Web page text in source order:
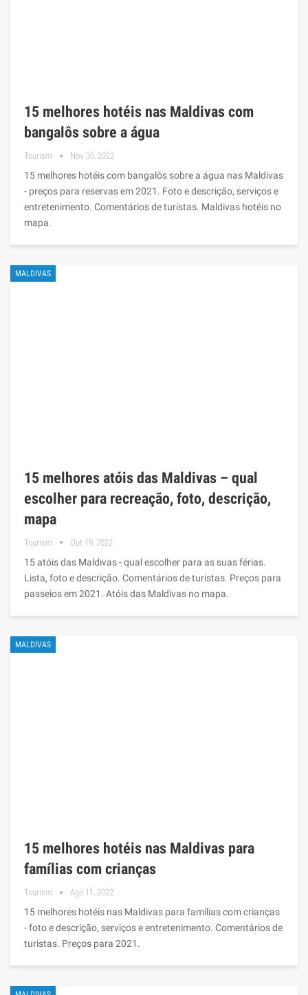
15 melhores hotéis nas Maldivas com
bangalôs sobre a água
Tourism Nov 30, 2022
15 melhores hotéis com bangalôs sobre a água nas Maldivas
- preços para reservas em 2021. Foto e descrição, serviços e
entretenimento. Comentários de turistas. Maldivas hotéis no
mapa.
MALDIVAS
15 melhores atóis das Maldivas – qual
escolher para recreação, foto, descrição,
mapa
Tourism Out 19, 2022
15 atóis das Maldivas - qual escolher para as suas férias.
Lista, foto e descrição. Comentários de turistas. Preços para
passeios em 2021. Atóis das Maldivas no mapa.
MALDIVAS
15 melhores hotéis nas Maldivas para
famílias com crianças
Tourism Ago 11, 2022
15 melhores hotéis nas Maldivas para famílias com crianças
- foto e descrição, serviços e entretenimento. Comentários de
turistas. Preços para 2021.